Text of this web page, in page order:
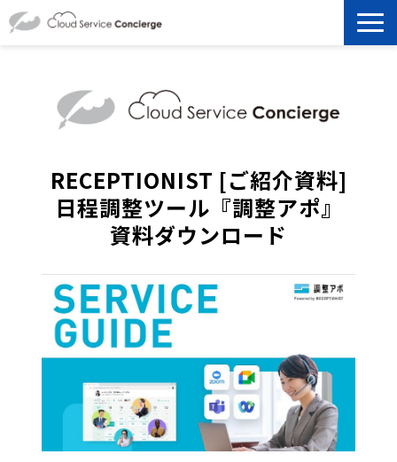
選ばれる理由
資料ダウンロード
お役立ち記事
セミナー
よくあるご質問
RECEPTIONIST [ご紹介資料]
日程調整ツール『調整アポ』
資料ダウンロード